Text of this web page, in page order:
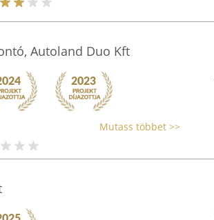
Autoland Duo Kft
Mutass többet >>